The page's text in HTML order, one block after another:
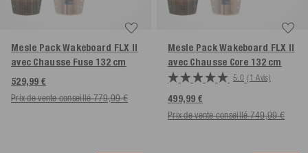
Mesle Pack Wakeboard FLX II
avec Chausse Fuse 132 cm
529,99 €
Prix de vente conseillé 779,99 €
Mesle Pack Wakeboard FLX II
avec Chausse Core 132 cm
5.0 (1 Avis)
499,99 €
Prix de vente conseillé 749,99 €